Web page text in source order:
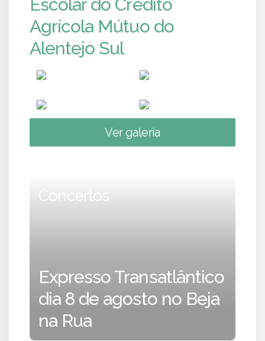
Escolar do Crédito
Agrícola Mútuo do
Alentejo Sul
Ver galeria
Concertos
Expresso Transatlântico
dia 8 de agosto no Beja
na Rua